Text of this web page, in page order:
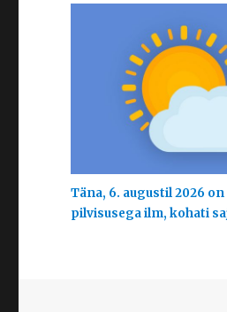
Täna, 6. augustil 2026
pilvisusega ilm, kohati